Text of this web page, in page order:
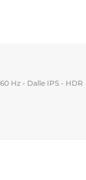
Hz - Dalle IPS - HDR